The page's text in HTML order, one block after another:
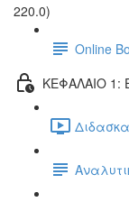
220.0)
Online
ΚΕΦΑΛΑΙΟ 1: